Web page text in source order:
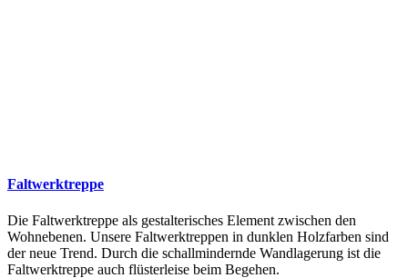
Faltwerktreppe
Die Faltwerktreppe als gestalterisches Element zwischen den
Wohnebenen. Unsere Faltwerktreppen in dunklen Holzfarben sind
der neue Trend. Durch die schallmindernde Wandlagerung ist die
Faltwerktreppe auch flüsterleise beim Begehen.